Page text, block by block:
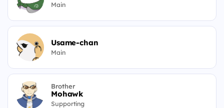
Main
Usame-chan
Main
Brother
Mohawk
Supporting